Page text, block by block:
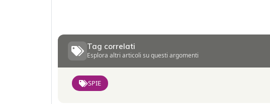
Tag correlati
Esplora altri articoli su questi argomenti
SPIE